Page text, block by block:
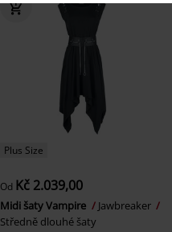
Plus Size
Od Kč 2.039,00
Midi šaty Vampire
Jawbreaker
Středně dlouhé šaty